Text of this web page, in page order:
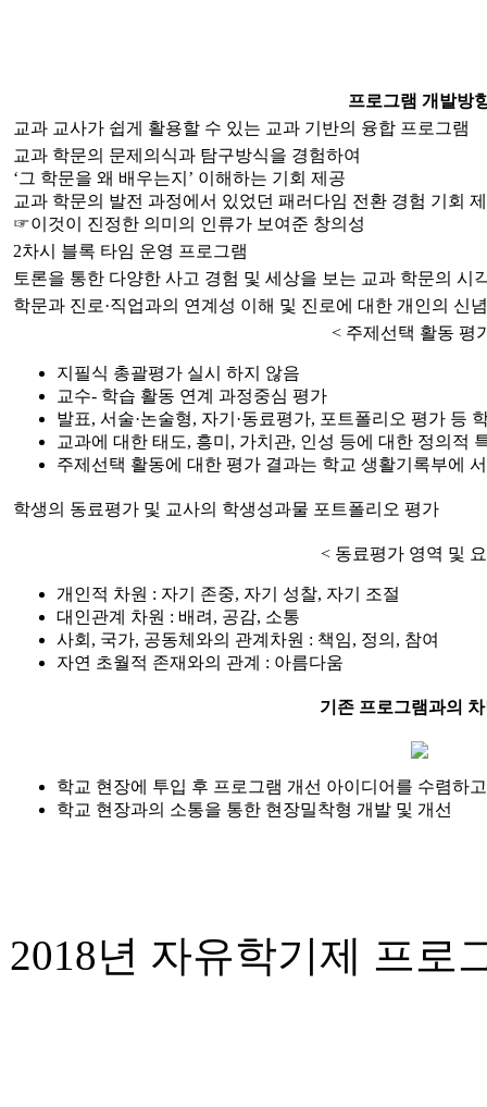
프로그램 개발방
교과 교사가 쉽게 활용할 수 있는 교과 기반의 융합 프로그램
교과 학문의 문제의식과 탐구방식을 경험하여
‘그 학문을 왜 배우는지’ 이해하는 기회 제공
교과 학문의 발전 과정에서 있었던 패러다임 전환 경험 기회
☞이것이 진정한 의미의 인류가 보여준 창의성
2차시 블록 타임 운영 프로그램
토론을 통한 다양한 사고 경험 및 세상을 보는 교과 학문의 시
학문과 진로·직업과의 연계성 이해 및 진로에 대한 개인의 신
< 주제선택 활동 평
지필식 총괄평가 실시 하지 않음
교수- 학습 활동 연계 과정중심 평가
발표, 서술·논술형, 자기·동료평가, 포트폴리오 평가 등
교과에 대한 태도, 흥미, 가치관, 인성 등에 대한 정의적
주제선택 활동에 대한 평가 결과는 학교 생활기록부에
학생의 동료평가및 교사의 학생성과물 포트폴리오 평가
< 동료평가 영역 및
개인적 차원 : 자기 존중, 자기 성찰, 자기 조절
대인관계 차원 : 배려, 공감, 소통
사회, 국가, 공동체와의 관계차원 : 책임, 정의, 참여
자연 초월적 존재와의 관계 : 아름다움
기존 프로그램과의
학교 현장에 투입 후 프로그램 개선 아이디어 를 수렴하
학교 현장과의 소통을 통한 현장밀착형 개발 및 개선
2018년 자유학기제 프로